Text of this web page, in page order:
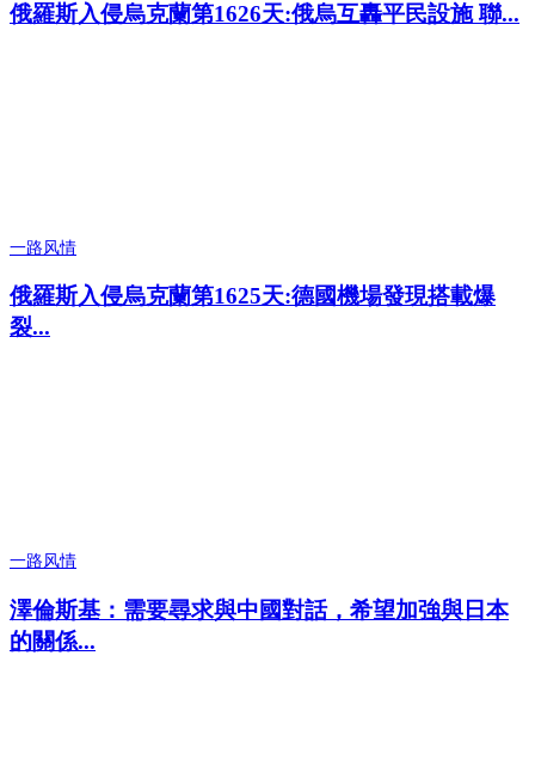
俄羅斯入侵烏克蘭第1626天:俄烏互轟平民設施 聯...
一路风情
俄羅斯入侵烏克蘭第1625天:德國機場發現搭載爆
裂...
一路风情
澤倫斯基：需要尋求與中國對話，希望加強與日本
的關係...